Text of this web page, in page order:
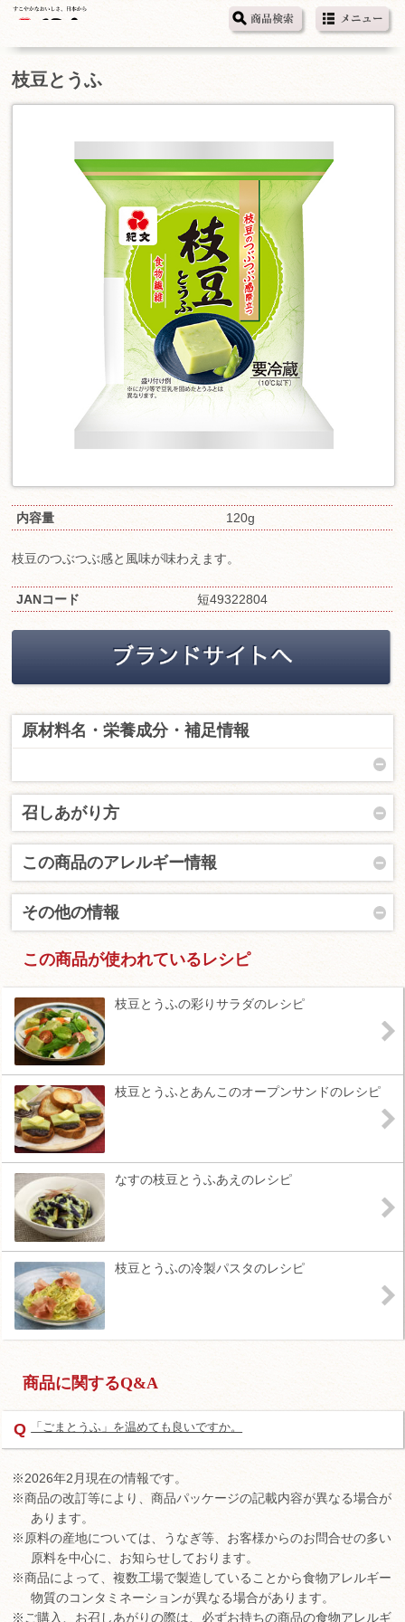
枝豆とうふ
内容量 120g
枝豆のつぶつぶ感と風味が味わえます。
JANコード 短49322804
原材料名・栄養成分・補足情報
召しあがり方
この商品のアレルギー情報
その他の情報
この商品が使われているレシピ
枝豆とうふの彩りサラダのレシピ
枝豆とうふとあんこのオープンサンドのレシピ
なすの枝豆とうふあえのレシピ
枝豆とうふの冷製パスタのレシピ
商品に関するQ&A
Q 「ごまとうふ」を温めても良いですか。
※2026年2月現在の情報です。
※商品の改訂等により、商品パッケージの記載内容が異なる場合が
あります。
※原料の産地については、うなぎ等、お客様からのお問合せの多い
原料を中心に、お知らせしております。
※商品によって、複数工場で製造していることから食物アレルギー
物質のコンタミネーションが異なる場合があります。
※ご購入、お召しあがりの際は、必ずお持ちの商品の食物アレルギ